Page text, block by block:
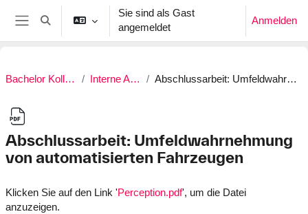
Zum Hauptinhalt
Website-Übersicht
Sucheingabe umschalten
Sie sind als Gast
angemeldet
Anmelden
Bachelor Kolloquium / SoSe 2026 Interne Abschlussarbeiten Abschlussarbeit: Umfeldwahrnehmung von automatisierten Fahrzeugen
Abschlussarbeit: Umfeldwahrnehmung
von automatisierten Fahrzeugen
Klicken Sie auf den Link 'Perception.pdf', um die Datei
anzuzeigen.